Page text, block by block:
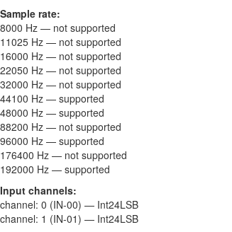
Sample rate:
8000 Hz — not supported
11025 Hz — not supported
16000 Hz — not supported
22050 Hz — not supported
32000 Hz — not supported
44100 Hz — supported
48000 Hz — supported
88200 Hz — not supported
96000 Hz — supported
176400 Hz — not supported
192000 Hz — supported
Input channels:
channel: 0 (IN-00) — Int24LSB
channel: 1 (IN-01) — Int24LSB